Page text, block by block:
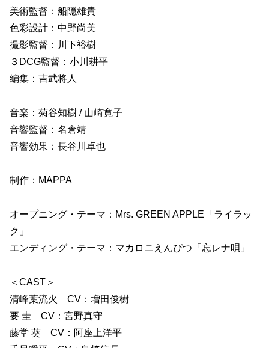
美術監督：船隠雄貴
色彩設計：中野尚美
撮影監督：川下裕樹
３DCG監督：小川耕平
編集：吉武将人
音楽：菊谷知樹 / 山崎寛子
音響監督：名倉靖
音響効果：長谷川卓也
制作：MAPPA
オープニング・テーマ：Mrs. GREEN APPLE「ライラッ
ク」
エンディング・テーマ：マカロニえんぴつ「忘レナ唄」
＜CAST＞
清峰葉流火 CV：増田俊樹
要 圭 CV：宮野真守
藤堂 葵 CV：阿座上洋平